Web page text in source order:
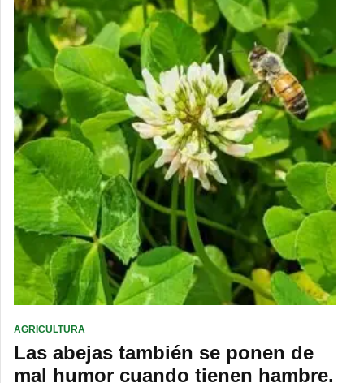
AGRICULTURA
Las abejas también se ponen de
mal humor cuando tienen hambre.